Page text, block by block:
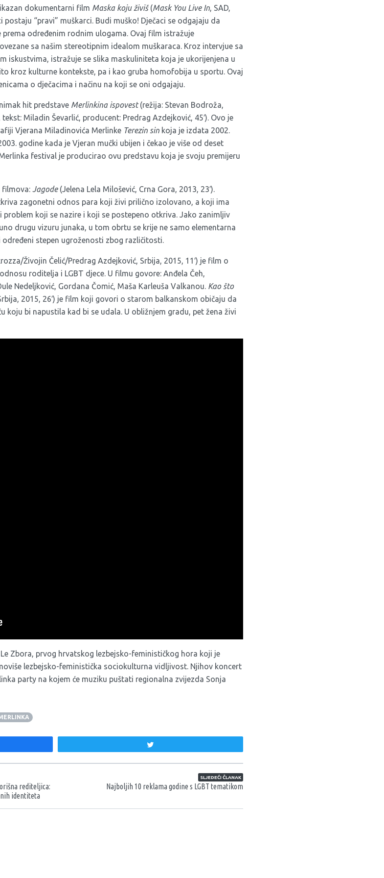
dokumentarni film Maska koju živiš(Mask You Live In, SAD,
postaju “pravi” muškarci. Budi muško! Dječaci se odgajaju da
prema određenim rodnim ulogama. Ovaj film istražuje
sa našim stereotipnim idealom muškaraca. Kroz intervjue sa
iskustvima, istražuje se slika maskuliniteta koja je ukorijenjena u
kroz kulturne kontekste, pa i kao gruba homofobija u sportu. Ovaj
o dječacima i načinu na koji se oni odgajaju.
hit predstave Merlinkina ispovest(režija: Stevan Bodroža,
Miladin Ševarlić, producent: Predrag Azdejković, 45′). Ovo je
Vjerana Miladinovića Merlinke Terezin sin koja je izdata 2002.
godine kada je Vjeran mučki ubijen i čekao je više od deset
festival je producirao ovu predstavu koja je svoju premijeru
filmova: Jagode(Jelena Lela Milošević, Crna Gora, 2013, 23′).
zagonetni odnos para koji živi prilično izolovano, a koji ima
koji se nazire i koji se postepeno otkriva. Jako zanimljiv
drugu vizuru junaka, u tom obrtu se krije ne samo elementarna
stepen ugroženosti zbog različitosti.
Živojin Čelić/Predrag Azdejković, Srbija, 2015, 11′) je film o
roditelja i LGBT djece. U filmu govore: Anđela Čeh,
Nedeljković, Gordana Čomić, Maša Karleuša Valkanou. Kao što
2015, 26′) je film koji govori o starom balkanskom običaju da
koju bi napustila kad bi se udala. U obližnjem gradu, pet žena živi
su je dali na usvajanje prije 38 godina. Film je ove godine
na Berlinaleu.
Le Zbora, prvog hrvatskog lezbejsko-feminističkog hora koji je
lezbejsko-feministička sociokulturna vidljivost. Njihov koncert
party na kojem će muziku puštati regionalna zvijezda Sonja
rediteljica:
identiteta
SLJEDEĆI ČLANAK
Najboljih 10 reklama godine s LGBT tematikom